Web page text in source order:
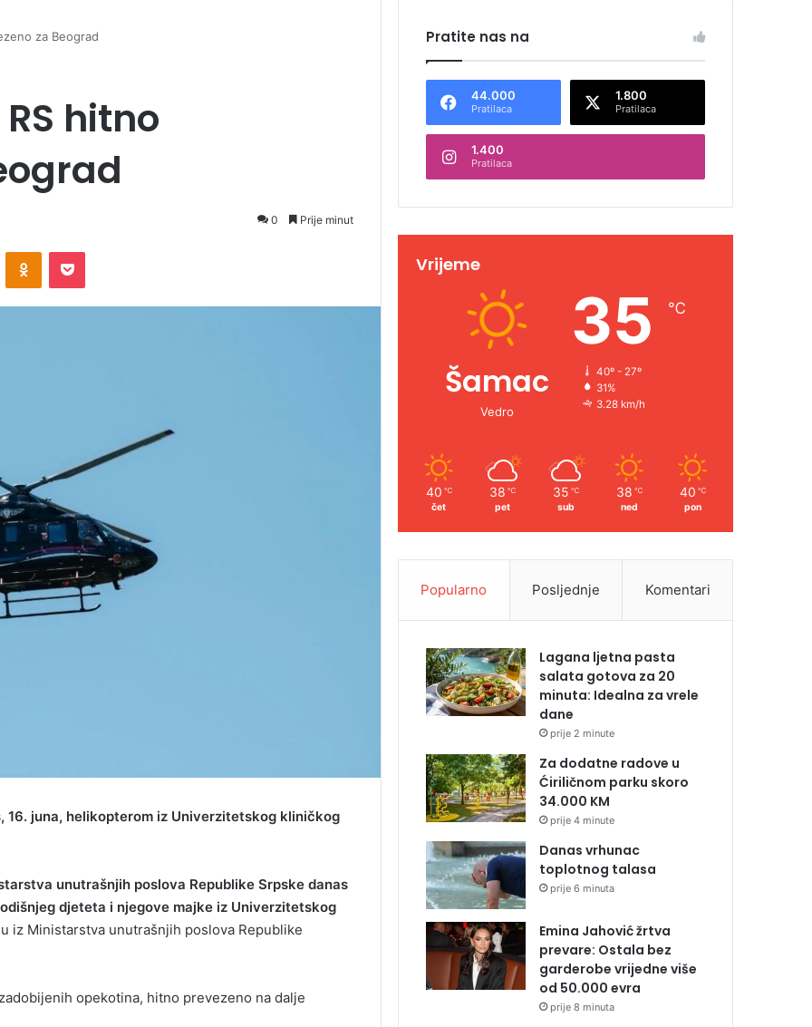
za Beograd
hitno
0 Prije minut
16. juna, helikopterom iz Univerzitetskog kliničkog
unutrašnjih poslova Republike Srpske danas
djeteta i njegove majke iz Univerzitetskog
iz Ministarstva unutrašnjih poslova Republike
opekotina, hitno prevezeno na dalje
Pratite nas na
44.000
Pratilaca
1.800
Pratilaca
1.400
Pratilaca
Vrijeme
Šamac
Vedro
35 ℃
40º - 27º
31%
3.28 km/h
40 ℃
čet
38 ℃
pet
35 ℃
sub
38 ℃
ned
40 ℃
pon
Popularno Posljednje Komentari
Lagana ljetna pasta
salata gotova za 20
minuta: Idealna za vrele
dane
prije 2 minute
Za dodatne radove u
Ćiriličnom parku skoro
34.000 KM
prije 4 minute
Danas vrhunac
toplotnog talasa
prije 6 minuta
Emina Jahović žrtva
prevare: Ostala bez
garderobe vrijedne više
od 50.000 evra
prije 8 minuta